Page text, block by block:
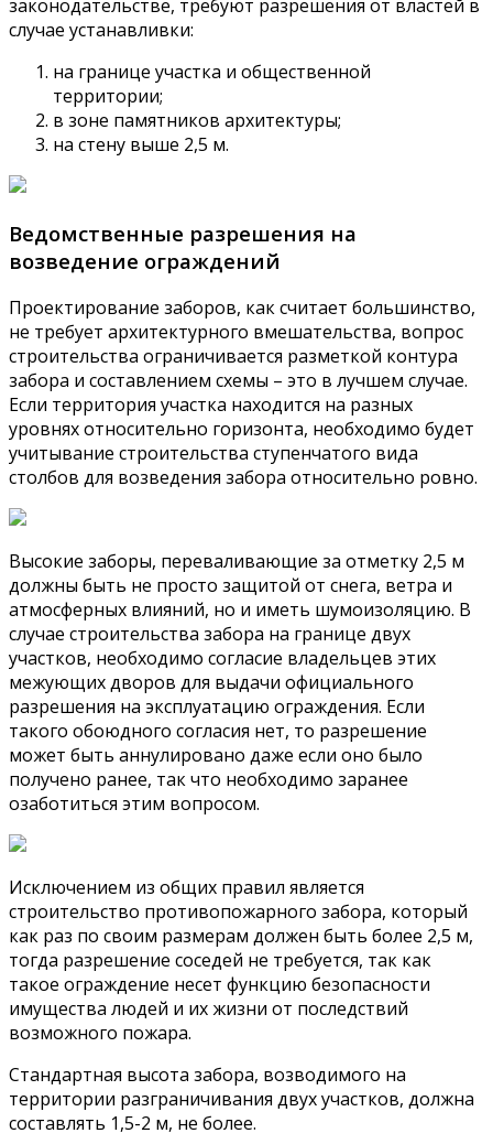
законодательстве, требуют разрешения от властей в
случае устанавливки:
на границе участка и общественной
территории;
в зоне памятников архитектуры;
на стену выше 2,5 м.
Ведомственные разрешения на
возведение ограждений
Проектирование заборов, как считает большинство,
не требует архитектурного вмешательства, вопрос
строительства ограничивается разметкой контура
забора и составлением схемы – это в лучшем случае.
Если территория участка находится на разных
уровнях относительно горизонта, необходимо будет
учитывание строительства ступенчатого вида
столбов для возведения забора относительно ровно.
Высокие заборы, переваливающие за отметку 2,5 м
должны быть не просто защитой от снега, ветра и
атмосферных влияний, но и иметь шумоизоляцию. В
случае строительства забора на границе двух
участков, необходимо согласие владельцев этих
межующих дворов для выдачи официального
разрешения на эксплуатацию ограждения. Если
такого обоюдного согласия нет, то разрешение
может быть аннулировано даже если оно было
получено ранее, так что необходимо заранее
озаботиться этим вопросом.
Исключением из общих правил является
строительство противопожарного забора, который
как раз по своим размерам должен быть более 2,5 м,
тогда разрешение соседей не требуется, так как
такое ограждение несет функцию безопасности
имущества людей и их жизни от последствий
возможного пожара.
Стандартная высота забора, возводимого на
территории разграничивания двух участков, должна
составлять 1,5-2 м, не более.